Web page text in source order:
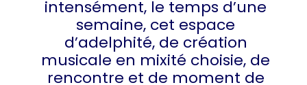
intensément, le temps d’une
semaine, cet espace
d’adelphité, de création
musicale en mixité choisie, de
rencontre et de moment de